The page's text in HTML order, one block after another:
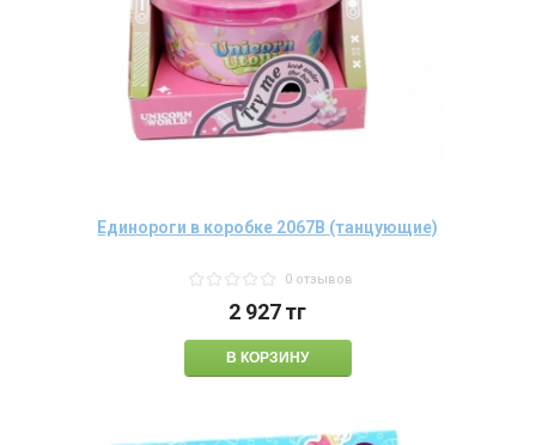
Единороги в коробке 2067В (танцующие)
0 отзывов
2 927тг